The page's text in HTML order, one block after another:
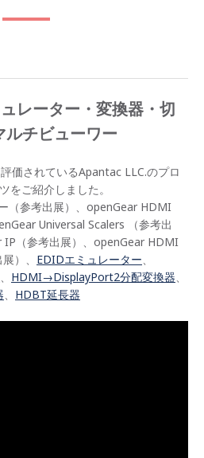
レーター・変換器・切
チビューワー
価されているApantac LLC.のプロ
をご紹介しました。
（参考出展）、openGear HDMI
Universal Scalers （参考出
IP（参考出展）、openGear HDMI
）、 EDIDエミュレーター、
、 HDMI→DisplayPort2分配変換器、
、 HDBT延長器